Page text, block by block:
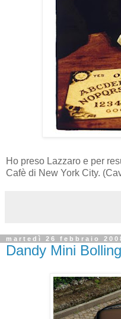
Ho preso Lazzaro e per
Cafè di New York City.
martedì 26 febbraio
Dandy Mini